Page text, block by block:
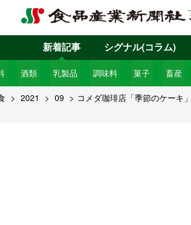
新着記事
酒類 乳製品 調味料 菓子 畜産
シグナル(コラム)
2021 09
コメダ珈琲店「季節のケーキ